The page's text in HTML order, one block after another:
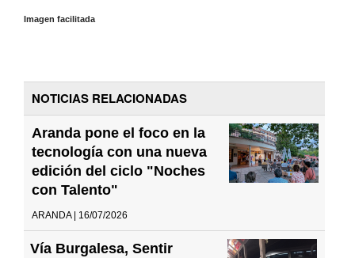
Imagen facilitada
NOTICIAS RELACIONADAS
Aranda pone el foco en la
tecnología con una nueva
edición del ciclo "Noches
con Talento"
ARANDA | 16/07/2026
Vía Burgalesa, Sentir